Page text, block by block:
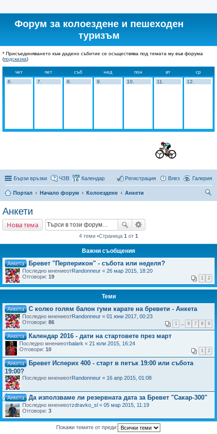
Форум за колоездене и пешеходен
туризъм
* Присъединяването към дадено събитие се осъществява под темата му във форума
(подсказка)
чет пет съб нед пон вт
ср
6.
7. 8. 9. 10. 11. 12.
Бързи връзки Галерия
ЧЗВ Календар Влез
Регистрация
Портал Начало форум Колоездене
Анкети
Анкети
Нова тема
4 теми •Страница 1 от 1
Важни съобщения
Анкета Бревет "Перперикон" - събота или неделя?
Последно мнениеотRandonneur « 26 мар 2015, 18:20
Отговори: 19 1 2
Теми
Анкета С колко голям балон гуми карате на бревети - Анкета
Последно мнениеотRandonneur « 01 юни 2017, 00:23
Отговори: 86 1 … 6 7 8 9
Анкета Календар 2016 - дати на стартовете през март
Последно мнениеотbalark « 21 юли 2015, 16:24
Отговори: 10 1 2
Анкета
Бревет Исперих 400 - старт в петък 19:00 или събота
19:00?
Последно мнениеотRandonneur « 16 апр 2015, 01:08
Анкета Да използваме ли резервната дата за Бревет "Сакар-300"
Последно мнениеотzdravko_sl « 05 мар 2015, 11:19
Отговори: 3
Покажи темите от преди: